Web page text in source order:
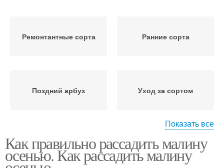
Ремонтантные сорта Ранние сорта
Поздний арбуз Уход за сортом
Поздние сорта
Показать все
Как правильно рассадить малину
осенью. Как рассадить малину